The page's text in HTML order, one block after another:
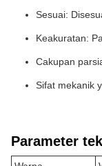
Sesuai:
Keakuratan:
Cakupan
Sifat mekanik
Parameter